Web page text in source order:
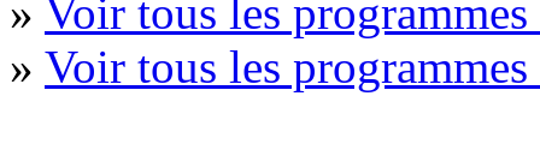
» Voir tous les
» Voir tous les